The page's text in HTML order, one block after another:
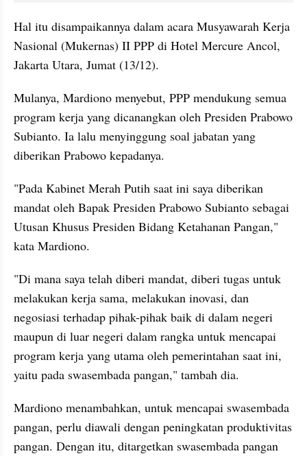
Hal itu disampaikannya dalam acara Musyawarah Kerja
Nasional (Mukernas) II PPP di Hotel Mercure Ancol,
Jakarta Utara, Jumat (13/12).
Mulanya, Mardiono menyebut, PPP mendukung semua
program kerja yang dicanangkan oleh Presiden Prabowo
Subianto. Ia lalu menyinggung soal jabatan yang
diberikan Prabowo kepadanya.
"Pada Kabinet Merah Putih saat ini saya diberikan
mandat oleh Bapak Presiden Prabowo Subianto sebagai
Utusan Khusus Presiden Bidang Ketahanan Pangan,"
kata Mardiono.
"Di mana saya telah diberi mandat, diberi tugas untuk
melakukan kerja sama, melakukan inovasi, dan
negosiasi terhadap pihak-pihak baik di dalam negeri
maupun di luar negeri dalam rangka untuk mencapai
program kerja yang utama oleh pemerintahan saat ini,
yaitu pada swasembada pangan," tambah dia.
Mardiono menambahkan, untuk mencapai swasembada
pangan, perlu diawali dengan peningkatan produktivitas
pangan. Dengan itu, ditargetkan swasembada pangan